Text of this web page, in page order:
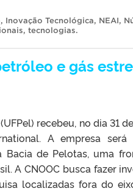
, Inovação Tecnológica, NEAI,
, tecnologias.
e gás
recebeu, no dia 31
A empresa
de Pelotas, uma
A CNOOC busca fazer
localizadas fora do